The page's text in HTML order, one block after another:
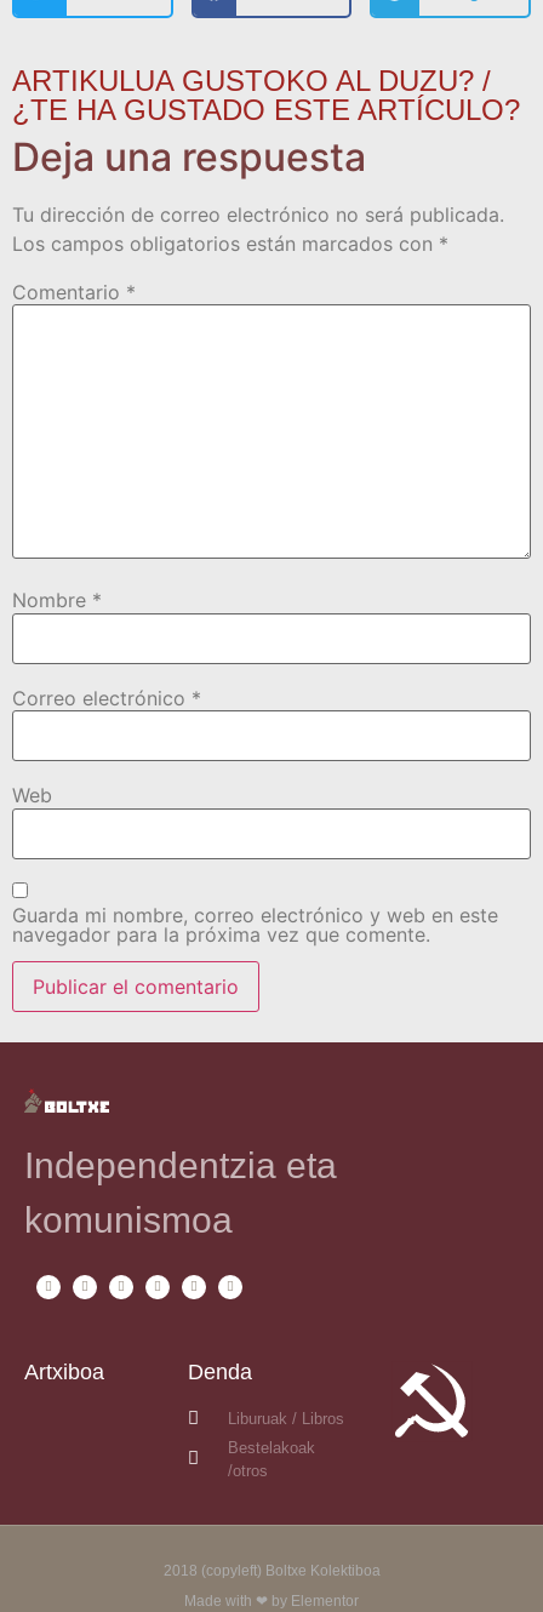
ARTIKULUA GUSTOKO AL DUZU? /
¿TE HA GUSTADO ESTE ARTÍCULO?
Deja una respuesta
Tu dirección de correo electrónico no será publicada.
Los campos obligatorios están marcados con *
Comentario *
Nombre *
Correo electrónico *
Web
Guarda mi nombre, correo electrónico y web en este
navegador para la próxima vez que comente.
Independentzia eta
komunismoa
Artxiboa Denda
Liburuak / Libros
Bestelakoak
/otros
2018 (copyleft) Boltxe Kolektiboa
Made with ❤ by Elementor